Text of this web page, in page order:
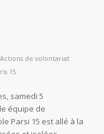
Actions de volontariat
15
samedi 5
équipe de
Parsi 15 est allé à la